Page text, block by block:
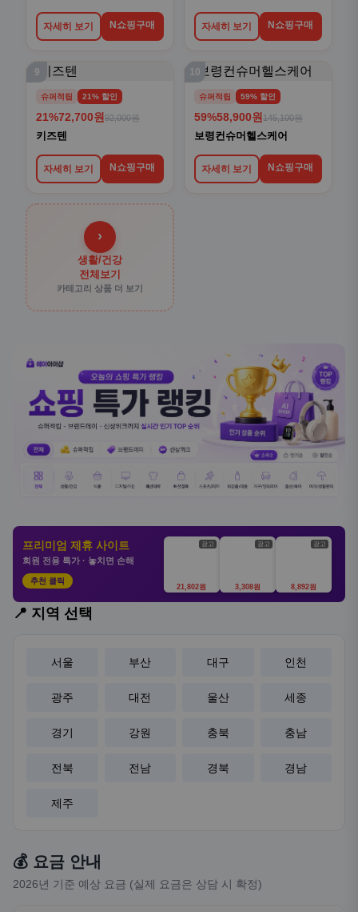
자세히 보기 N쇼핑구매 자세히 보기 N쇼핑구매
9
슈퍼적립 21% 할인
21%72,700원 92,000원
키즈텐
자세히 보기 N쇼핑구매
10
슈퍼적립 59% 할인
59%58,900원 145,100원
보령컨슈머헬스케어
자세히 보기 N쇼핑구매
›
생활/건강
전체보기
카테고리 상품 더 보기
프리미엄 제휴 사이트
회원 전용 특가 · 놓치면 손해
추천 클릭
광고
21,802원
광고
3,308원
광고
8,892원
📍 지역 선택
서울 부산 대구 인천
광주 대전 울산 세종
경기 강원 충북 충남
전북 전남 경북 경남
제주
💰 요금 안내
2026년 기준 예상 요금 (실제 요금은 상담 시 확정)